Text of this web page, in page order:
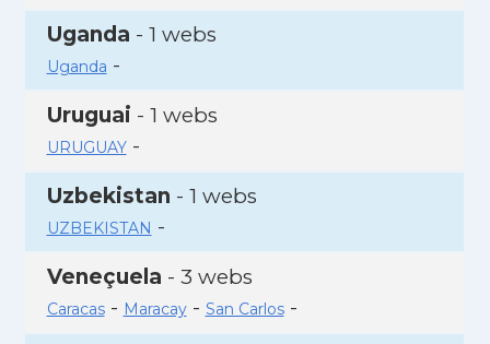
Uganda - 1 webs
Uganda -
Uruguai - 1 webs
URUGUAY-
Uzbekistan - 1 webs
UZBEKISTAN -
Veneçuela - 3 webs
Caracas- Maracay- San Carlos-